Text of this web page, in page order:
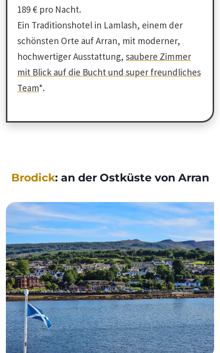
189 € pro Nacht.
Ein Traditionshotel in Lamlash, einem der
schönsten Orte auf Arran, mit moderner,
hochwertiger Ausstattung, saubere Zimmer
mit Blick auf die Bucht und super freundliches
Team*.
Brodick: an der Ostküste von Arran